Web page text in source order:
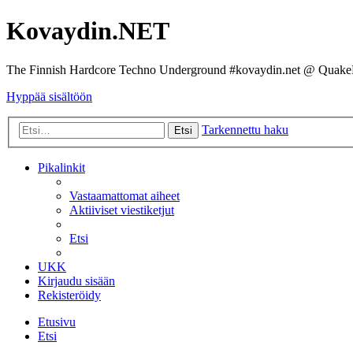
Kovaydin.NET
The Finnish Hardcore Techno Underground #kovaydin.net @
Hyppää sisältöön
Etsi Tarkennettu haku
Pikalinkit
Vastaamattomat aiheet
Aktiiviset viestiketjut
Etsi
UKK
Kirjaudu sisään
Rekisteröidy
Etusivu
Etsi